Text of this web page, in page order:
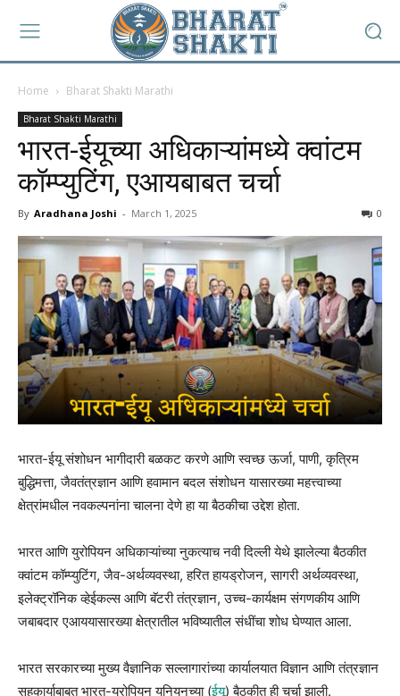
Home Bharat Shakti Marathi
Bharat Shakti Marathi
भारत-ईयूच्या अधिकाऱ्यांमध्ये क्वांटम
कॉम्प्युटिंग, एआयबाबत चर्चा
By Aradhana Joshi - March 1, 2025 0
भारत-ईयू संशोधन भागीदारी बळकट करणे आणि स्वच्छ ऊर्जा, पाणी, कृत्रिम
बुद्धिमत्ता, जैवतंत्रज्ञान आणि हवामान बदल संशोधन यासारख्या महत्त्वाच्या
क्षेत्रांमधील नवकल्पनांना चालना देणे हा या बैठकीचा उद्देश होता.
भारत आणि युरोपियन अधिकाऱ्यांच्या नुकत्याच नवी दिल्ली येथे झालेल्या बैठकीत
क्वांटम कॉम्प्युटिंग, जैव-अर्थव्यवस्था, हरित हायड्रोजन, सागरी अर्थव्यवस्था,
इलेक्ट्रॉनिक व्हेईकल्स आणि बॅटरी तंत्रज्ञान, उच्च-कार्यक्षम संगणकीय आणि
जबाबदार एआययासारख्या क्षेत्रातील भविष्यातील संधींचा शोध घेण्यात आला.
भारत सरकारच्या मुख्य वैज्ञानिक सल्लागारांच्या कार्यालयात विज्ञान आणि तंत्रज्ञान
सहकार्याबाबत भारत-युरोपियन युनियनच्या (ईयू) बैठकीत ही चर्चा झाली.